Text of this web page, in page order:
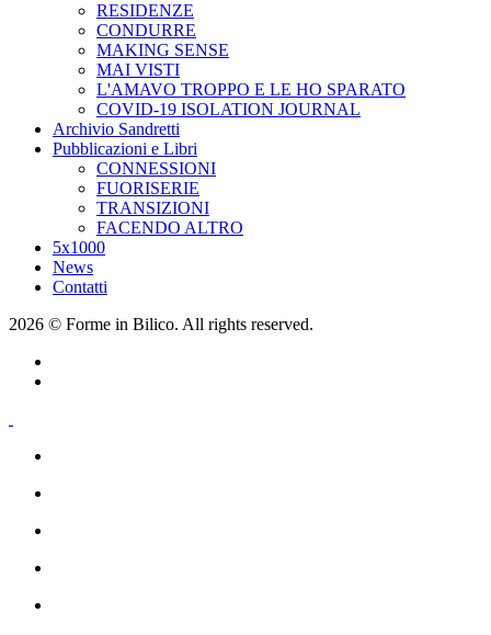
RESIDENZE
CONDURRE
MAKING SENSE
MAI VISTI
L'AMAVO TROPPO E LE HO SPARATO
COVID-19 ISOLATION JOURNAL
Archivio Sandretti
Pubblicazioni e Libri
CONNESSIONI
FUORISERIE
TRANSIZIONI
FACENDO ALTRO
5x1000
News
Contatti
2026 © Forme in Bilico. All rights reserved.